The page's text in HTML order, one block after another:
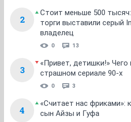
2
Стоит меньше 500
торги выставили серый
владелец
0 13
3
«Привет, детишки!»
страшном сериале 90-х
0 3
4
«Считает нас фриками»:
сын Айзы и Гуфа